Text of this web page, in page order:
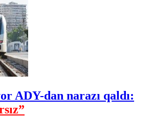
ADY-dan narazı qaldı: